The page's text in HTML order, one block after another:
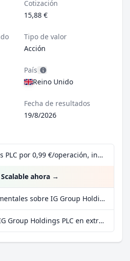
Cotización
15,88 €
Tipo de valor
Acción
País
Reino Unido
Fecha de resultados
19/8/2026
IG Group Holdings PLC por 0,99 €/operación, incluido el Dividend Reinvestment Plan
ahora →
Más datos fundamentales sobre IG Group Holdings PLC en Parqet
Más datos sobre IG Group Holdings PLC en extraETF